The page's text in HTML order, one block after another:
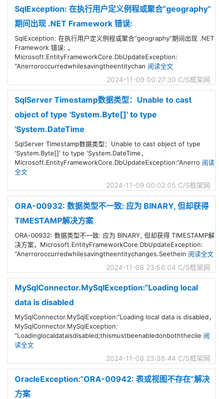
SqlException: 在执行用户定义例程或聚合“geography”
期间出现 .NET Framework 错误:
SqlException: 在执行用户定义例程或聚合“geography”期间出现 .NET
Framework 错误: ，
Microsoft.EntityFrameworkCore.DbUpdateException:
“Anerroroccurredwhilesavingtheentitychan 阅读全文
2024-11-09 00:27:30 C/S框架网
SqlServer Timestamp数据类型：Unable to cast
object of type 'System.Byte[]' to type
'System.DateTime
SqlServer Timestamp数据类型：Unable to cast object of type
'System.Byte[]' to type 'System.DateTime，
Microsoft.EntityFrameworkCore.DbUpdateException:“Anerro 阅读
全文
2024-11-09 00:02:05 C/S框架网
ORA-00932: 数据类型不一致: 应为 BINARY, 但却获得
TIMESTAMP解决方案
ORA-00932: 数据类型不一致: 应为 BINARY, 但却获得 TIMESTAMP解
决方案，Microsoft.EntityFrameworkCore.DbUpdateException:
“Anerroroccurredwhilesavingtheentitychanges.Seethein 阅读全文
2024-11-08 23:56:04 C/S框架网
MySqlConnector.MySqlException:“Loading local
data is disabled
MySqlConnector.MySqlException:“Loading local data is disabled，
MySqlConnector.MySqlException:
“Loadinglocaldataisdisabled;thismustbeenabledonboththeclie 阅
读全文
2024-11-08 23:36:44 C/S框架网
OracleException:“ORA-00942: 表或视图不存在”解决
方案